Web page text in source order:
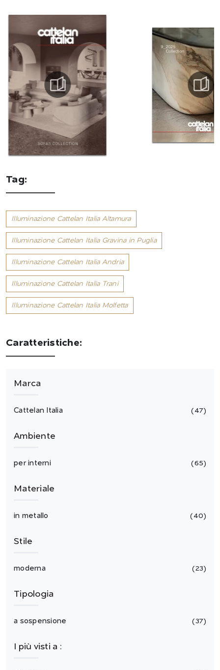
Tag:
Illuminazione Cattelan Italia Altamura
Illuminazione Cattelan Italia Gravina in Puglia
Illuminazione Cattelan Italia Andria
Illuminazione Cattelan Italia Trani
Illuminazione Cattelan Italia Molfetta
Caratteristiche:
Marca
Cattelan Italia 47
Ambiente
per interni 65
Materiale
in metallo 40
Stile
moderna 23
Tipologia
a sospensione 37
I più visti a :